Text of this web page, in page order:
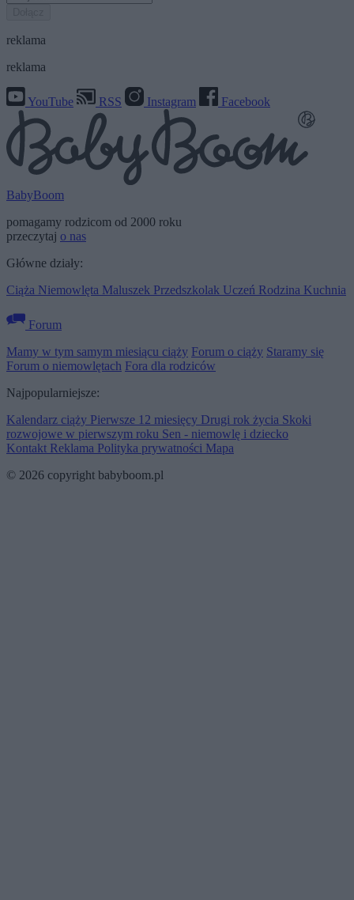
reklama
reklama
YouTube RSS Instagram Facebook
BabyBoom
pomagamy rodzicom od 2000 roku
przeczytaj o nas
Główne działy:
Ciąża Niemowlęta Maluszek Przedszkolak Uczeń Rodzina Kuchnia
Forum
Mamy w tym samym miesiącu ciąży Forum o ciąży Staramy się
Forum o niemowlętach Fora dla rodziców
Najpopularniejsze:
Kalendarz ciąży Pierwsze 12 miesięcy Drugi rok życia Skoki
rozwojowe w pierwszym roku Sen - niemowlę i dziecko
Kontakt Reklama Polityka prywatności Mapa
© 2026 copyright babyboom.pl